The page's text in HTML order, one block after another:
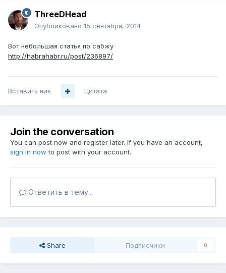
ThreeDHead
Опубликовано 15 сентября, 2014
Вот небольшая статья по сабжу
http://habrahabr.ru/post/236897/
Вставить ник Цитата
Join the conversation
You can post now and register later. If you have an account,
sign in now to post with your account.
Ответить в тему...
Share Подписчики 0